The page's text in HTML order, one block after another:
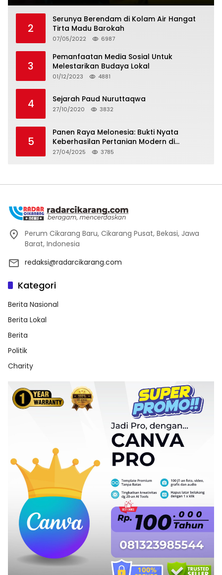
2
Serunya Berendam di Kolam Air Hangat
Tirta Madu Barokah
07/05/2022 6987
3
Pemanfaatan Media Sosial Untuk
Melestarikan Budaya Lokal
01/12/2023 4881
4 Sejarah Paud Nuruttaqwa
27/10/2020 3832
5
Panen Raya Melonesia: Bukti Nyata
Keberhasilan Pertanian Modern di
Kabupaten Bekasi
27/04/2025 3785
Perum Cikarang Baru, Cikarang Pusat, Bekasi, Jawa
Barat, Indonesia
redaksi@radarcikarang.com
Kategori
Berita Nasional
Berita Lokal
Berita
Politik
Charity